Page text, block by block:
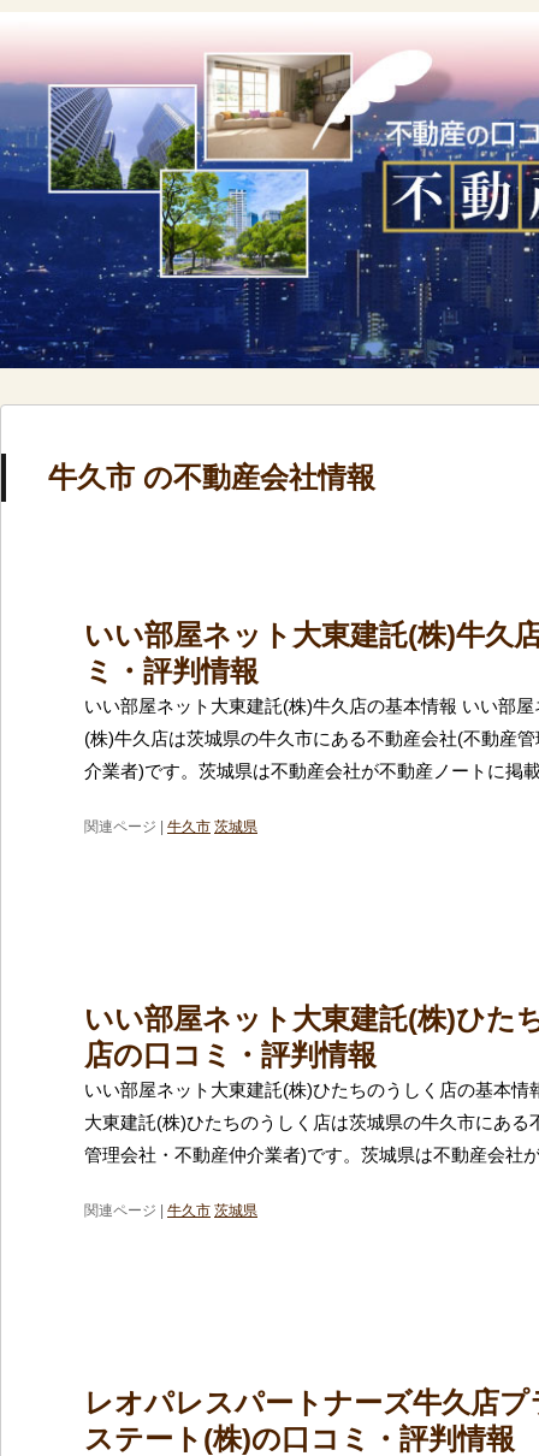
牛久市 の不動産会社情報
いい部屋ネット大東建託(株)牛久
ミ・評判情報
いい部屋ネット大東建託(株)牛久店の基本情報 いい部
(株)牛久店は茨城県の牛久市にある不動産会社(不動産
介業者)です。茨城県は不動産会社が不動産ノートに掲
関連ページ | 牛久市 茨城県
いい部屋ネット大東建託(株)ひた
店の口コミ・評判情報
いい部屋ネット大東建託(株)ひたちのうしく店の基本情
大東建託(株)ひたちのうしく店は茨城県の牛久市にある
管理会社・不動産仲介業者)です。茨城県は不動産会社
関連ページ | 牛久市 茨城県
レオパレスパートナーズ牛久店
ステート(株)の口コミ・評判情報